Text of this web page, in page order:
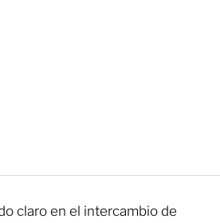
claro en el intercambio de